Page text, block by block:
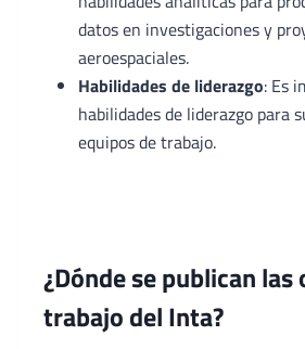
datos en investigaciones y
aeroespaciales.
Habilidades de liderazgo: Es
habilidades de liderazgo para
equipos de trabajo.
¿Dónde se publican
trabajo del Inta?